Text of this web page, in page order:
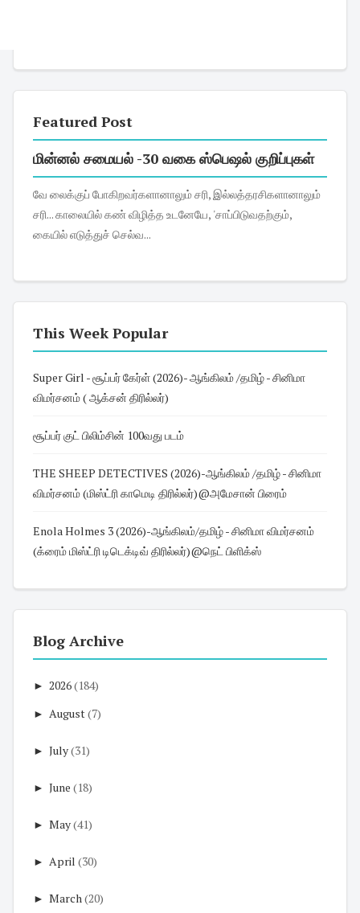
Featured Post
மின்னல் சமையல் -30 வகை ஸ்பெஷல் குறிப்புகள்
வே லைக்குப் போகிறவர்களானாலும் சரி, இல்லத்தரசிகளானாலும்
சரி... காலையில் கண் விழித்த உடனேயே, 'சாப்பிடுவதற்கும்,
கையில் எடுத்துச் செல்வ...
This Week Popular
Super Girl - சூப்பர் கேர்ள் (2026)- ஆங்கிலம் /தமிழ் - சினிமா
விமர்சனம் ( ஆக்சன் திரில்லர்)
சூப்பர் குட் பிலிம்சின் 100வது படம்
THE SHEEP DETECTIVES (2026)-ஆங்கிலம் /தமிழ் - சினிமா
விமர்சனம் (மிஸ்ட்ரி காமெடி திரில்லர்)@அமேசான் பிரைம்
Enola Holmes 3 (2026)-ஆங்கிலம்/தமிழ் - சினிமா விமர்சனம்
(க்ரைம் மிஸ்ட்ரி டிடெக்டிவ் திரில்லர்)@நெட் பிளிக்ஸ்
Blog Archive
► 2026(184)
► August(7)
► July(31)
► June (18)
► May(41)
► April (30)
► March(20)